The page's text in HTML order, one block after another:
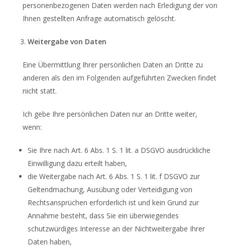
personenbezogenen Daten werden nach Erledigung der von
Ihnen gestellten Anfrage automatisch gelöscht.
Weitergabe von Daten
Eine Übermittlung Ihrer persönlichen Daten an Dritte zu
anderen als den im Folgenden aufgeführten Zwecken findet
nicht statt.
Ich gebe Ihre persönlichen Daten nur an Dritte weiter,
wenn:
Sie Ihre nach Art. 6 Abs. 1 S. 1 lit. a DSGVO ausdrückliche
Einwilligung dazu erteilt haben,
die Weitergabe nach Art. 6 Abs. 1 S. 1 lit. f DSGVO zur
Geltendmachung, Ausübung oder Verteidigung von
Rechtsansprüchen erforderlich ist und kein Grund zur
Annahme besteht, dass Sie ein überwiegendes
schutzwürdiges Interesse an der Nichtweitergabe Ihrer
Daten haben,